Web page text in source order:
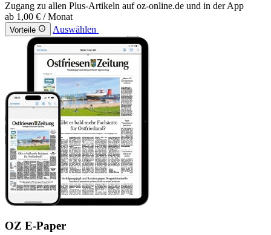
Zugang zu allen Plus-Artikeln auf oz-online.de und in der App
ab 1,00 € / Monat
Vorteile Auswählen
OZ E-Paper